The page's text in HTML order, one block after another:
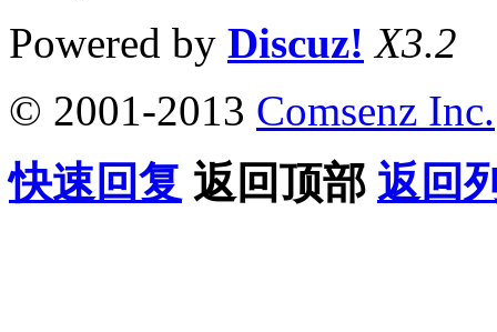
Powered by Discuz! X3.2
© 2001-2013 Comsenz Inc.
快速回复 返回顶部 返回